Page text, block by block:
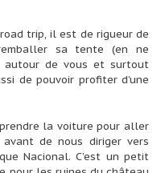
trip, il est de rigueur de
sa tente (en ne
autour de vous et surtout
de pouvoir profiter d’une
la voiture pour aller
de nous diriger vers
Nacional. C’est un petit